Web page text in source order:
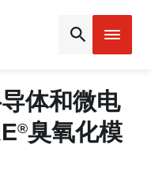
体和微电
®臭氧化模